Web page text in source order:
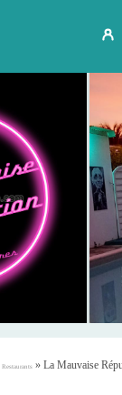
Restaurants » La Mauvaise